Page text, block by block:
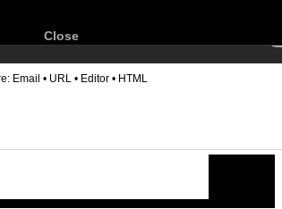
Close
Email • URL • Editor • HTML